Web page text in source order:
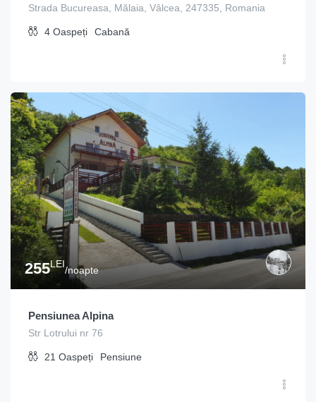
Strada Bucureasa, Mălaia, Vâlcea, 247335, Romania
4 Oaspeți Cabană
255LEI
/noapte
Pensiunea Alpina
Str Lotrului nr 76
21 Oaspeți Pensiune